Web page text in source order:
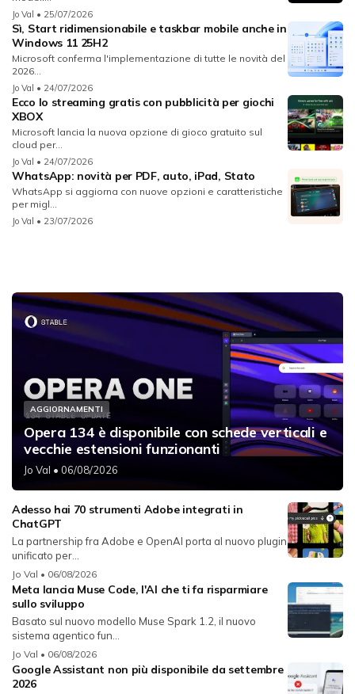
Jo Val • 25/07/2026
Sì, Start ridimensionabile e taskbar mobile anche in
Windows 11 25H2
Microsoft conferma l'implementazione di tutte le novità del
2026...
Jo Val • 24/07/2026
Ecco lo streaming gratis con pubblicità per giochi
XBOX
Microsoft lancia la nuova opzione di gioco gratuito sul
cloud per...
Jo Val • 24/07/2026
WhatsApp: novità per PDF, auto, iPad, Stato
WhatsApp si aggiorna con nuove opzioni e caratteristiche
per migl...
Jo Val • 23/07/2026
AGGIORNAMENTI
Opera 134 è disponibile con schede verticali e
vecchie estensioni funzionanti
Jo Val • 06/08/2026
Adesso hai 70 strumenti Adobe integrati in
ChatGPT
La partnership fra Adobe e OpenAI porta al nuovo plugin
unificato per...
Jo Val • 06/08/2026
Meta lancia Muse Code, l'AI che ti fa risparmiare
sullo sviluppo
Basato sul nuovo modello Muse Spark 1.2, il nuovo
sistema agentico fun...
Jo Val • 06/08/2026
Google Assistant non più disponibile da settembre
2026